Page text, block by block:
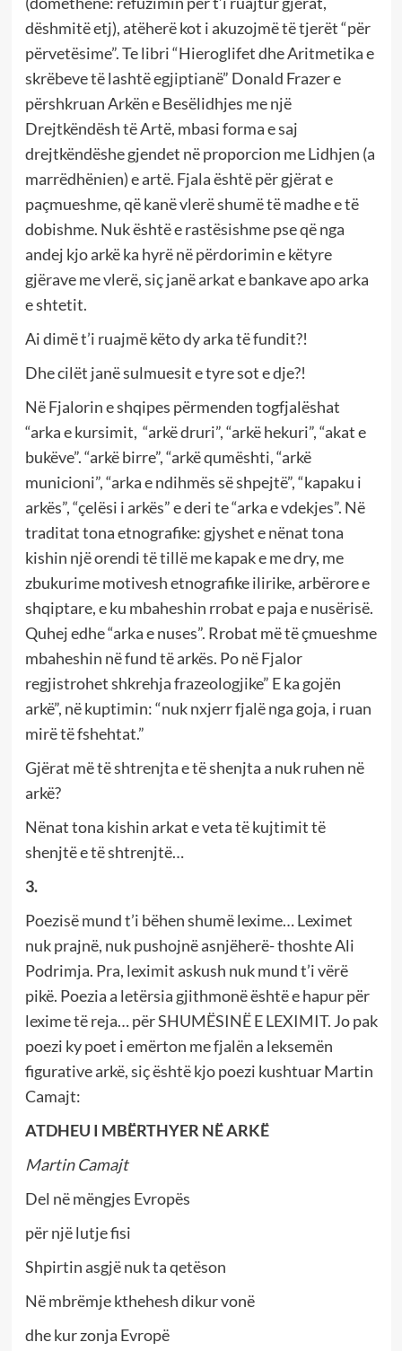
dëshmitë etj), atëherë kot i akuzojmë të tjerët “për
përvetësime”. Te libri “Hieroglifet dhe Aritmetika e
skrëbeve të lashtë egjiptianë” Donald Frazer e
përshkruan Arkën e Besëlidhjes me një
Drejtkëndësh të Artë, mbasi forma e saj
drejtkëndëshe gjendet në proporcion me Lidhjen (a
marrëdhënien) e artë. Fjala është për gjërat e
paçmueshme, që kanë vlerë shumë të madhe e të
dobishme. Nuk është e rastësishme pse që nga
andej kjo arkë ka hyrë në përdorimin e këtyre
gjërave me vlerë, siç janë arkat e bankave apo arka
e shtetit.
Ai dimë t’i ruajmë këto dy arka të fundit?!
Dhe cilët janë sulmuesit e tyre sot e dje?!
Në Fjalorin e shqipes përmenden togfjalëshat
“arka e kursimit, “arkë druri”, “arkë hekuri”, “akat e
bukëve”. “arkë birre”, “arkë qumështi, “arkë
municioni”, “arka e ndihmës së shpejtë”, “kapaku i
arkës”, “çelësi i arkës” e deri te “arka e vdekjes”. Në
traditat tona etnografike: gjyshet e nënat tona
kishin një orendi të tillë me kapak e me dry, me
zbukurime motivesh etnografike ilirike, arbërore e
shqiptare, e ku mbaheshin rrobat e paja e nusërisë.
Quhej edhe “arka e nuses”. Rrobat më të çmueshme
mbaheshin në fund të arkës. Po në Fjalor
regjistrohet shkrehja frazeologjike” E ka gojën
arkë”, në kuptimin: “nuk nxjerr fjalë nga goja, i ruan
mirë të fshehtat.”
Gjërat më të shtrenjta e të shenjta a nuk ruhen në
arkë?
Nënat tona kishin arkat e veta të kujtimit të
shenjtë e të shtrenjtë…
3.
Poezisë mund t’i bëhen shumë lexime… Leximet
nuk prajnë, nuk pushojnë asnjëherë- thoshte Ali
Podrimja. Pra, leximit askush nuk mund t’i vërë
pikë. Poezia a letërsia gjithmonë është e hapur për
lexime të reja… për SHUMËSINË E LEXIMIT. Jo pak
poezi ky poet i emërton me fjalën a leksemën
figurative arkë, siç është kjo poezi kushtuar Martin
Camajt:
ATDHEU I MBËRTHYER NË ARKË
Martin Camajt
Del në mëngjes Evropës
për një lutje fisi
Shpirtin asgjë nuk ta qetëson
Në mbrëmje kthehesh dikur vonë
dhe kur zonja Evropë